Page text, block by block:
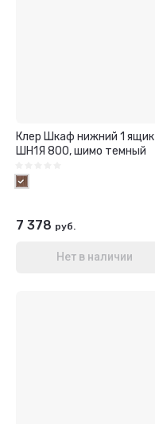
Клер Шкаф нижний 1 ящик
ШН1Я 800, шимо темный
7 378 руб.
Нет в наличии